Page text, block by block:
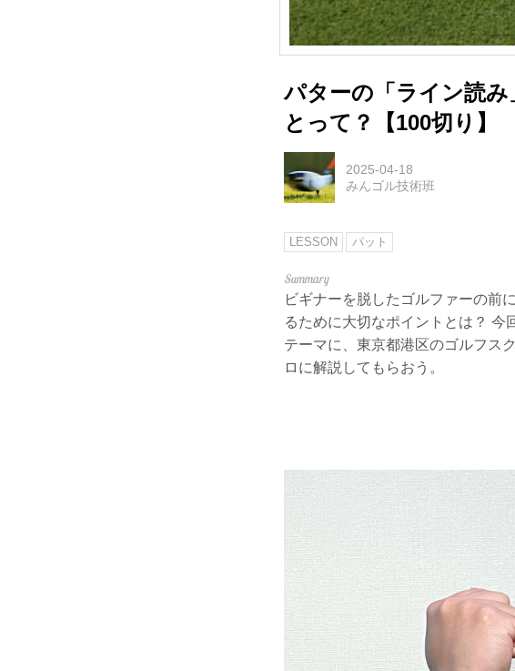
パターの「ライン読
とって？【100切り】
2025-04-18
みんゴル技術班
LESSON パット
ビギナーを脱したゴルファーの前
るために大切なポイントとは？ 今
テーマに、東京都港区のゴルフス
ロに解説してもらおう。